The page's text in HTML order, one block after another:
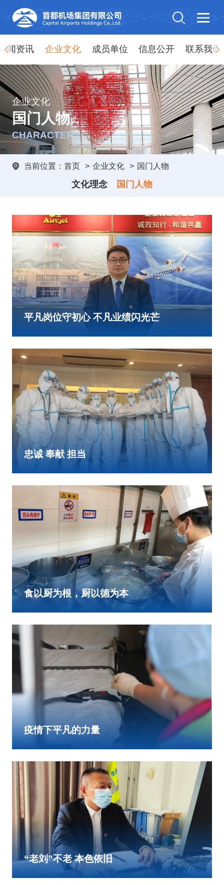
闻资讯 企业文化 成员单位 信息公开 联系我们
企业文化
国门人物
CHARACTER
当前位置： 首页 > 企业文化 > 国门人物
文化理念 国门人物
平凡岗位守初心 不凡业绩闪光芒
忠诚 奉献 担当
食以厨为根，厨以德为本
疫情下平凡的力量
“老刘”不老 本色依旧